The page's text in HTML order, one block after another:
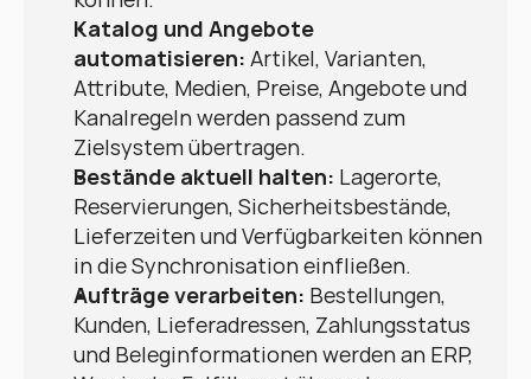
Katalog und Angebote
automatisieren: Artikel, Varianten,
Attribute, Medien, Preise, Angebote und
Kanalregeln werden passend zum
Zielsystem übertragen.
Bestände aktuell halten: Lagerorte,
Reservierungen, Sicherheitsbestände,
Lieferzeiten und Verfügbarkeiten können
in die Synchronisation einfließen.
Aufträge verarbeiten: Bestellungen,
Kunden, Lieferadressen, Zahlungsstatus
und Beleginformationen werden an ERP,